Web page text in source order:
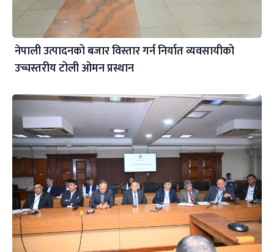
नेपाली उत्पादनको बजार विस्तार गर्न निर्यात व्यवसायीको
उच्चस्तरीय टोली ओमन प्रस्थान